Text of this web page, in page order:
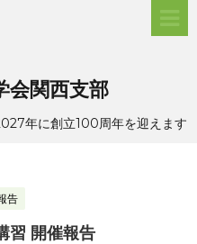
会関西支部
年に創立100周年を迎えます
告
習 開催報告